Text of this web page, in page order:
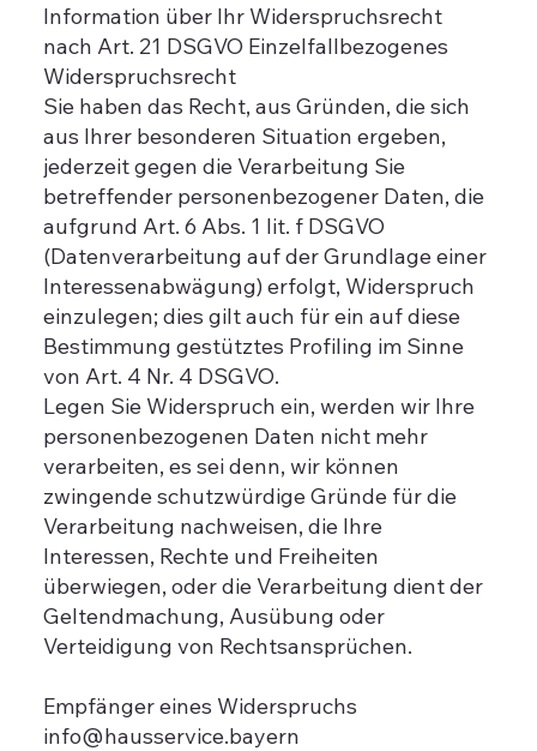
Information über Ihr Widerspruchsrecht
nach Art. 21 DSGVO Einzelfallbezogenes
Widerspruchsrecht
Sie haben das Recht, aus Gründen, die sich
aus Ihrer besonderen Situation ergeben,
jederzeit gegen die Verarbeitung Sie
betreffender personenbezogener Daten, die
aufgrund Art. 6 Abs. 1 lit. f DSGVO
(Datenverarbeitung auf der Grundlage einer
Interessenabwägung) erfolgt, Widerspruch
einzulegen; dies gilt auch für ein auf diese
Bestimmung gestütztes Profiling im Sinne
von Art. 4 Nr. 4 DSGVO.
Legen Sie Widerspruch ein, werden wir Ihre
personenbezogenen Daten nicht mehr
verarbeiten, es sei denn, wir können
zwingende schutzwürdige Gründe für die
Verarbeitung nachweisen, die Ihre
Interessen, Rechte und Freiheiten
überwiegen, oder die Verarbeitung dient der
Geltendmachung, Ausübung oder
Verteidigung von Rechtsansprüchen.
Empfänger eines Widerspruchs
info@hausservice.bayern